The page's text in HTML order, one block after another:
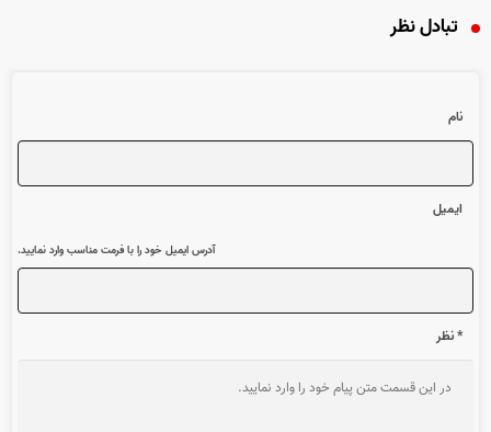
تبادل نظر
نام
ایمیل
آدرس ایمیل خود را با فرمت مناسب وارد نمایید.
* نظر